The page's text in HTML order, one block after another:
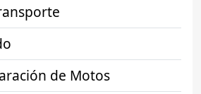
de Motos